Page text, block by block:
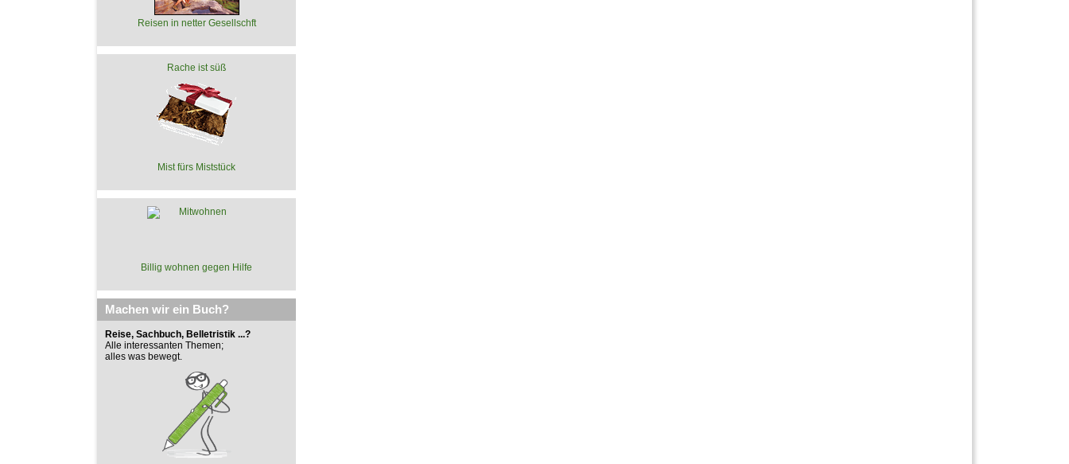
Reisen in netter Gesellschft
Rache ist süß
Mist fürs Miststück
Billig wohnen gegen Hilfe
Machen wir ein Buch?
Reise, Sachbuch, Belletristik ...?
Alle interessanten Themen;
alles was bewegt.